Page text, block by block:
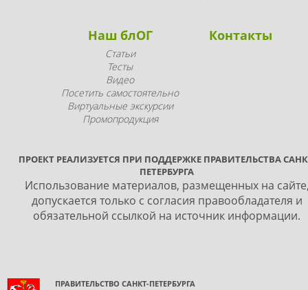
Наш блОГ
Статьи
Тесты
Видео
Посетить самостоятельно
Виртуальные экскурсии
Промопродукция
Контакты
ПРОЕКТ РЕАЛИЗУЕТСЯ ПРИ ПОДДЕРЖКЕ ПРАВИТЕЛЬСТВА
ПЕТЕРБУРГА
Использование материалов, размещенных на
допускается только с согласия правообладателя и
обязательной ссылкой на источник информации.
ПРАВИТЕЛЬСТВО САНКТ-ПЕТЕРБУРГА